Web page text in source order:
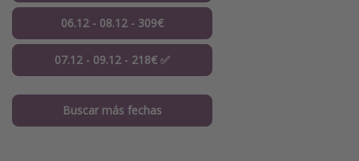
06.12 - 08.12 - 309€
07.12 - 09.12 - 218€ ✅
Buscar más fechas